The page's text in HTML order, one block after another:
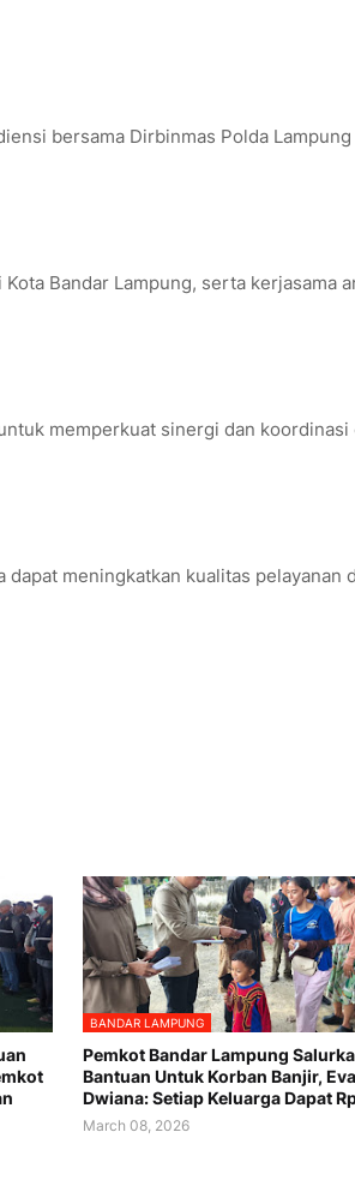
bersama Dirbinmas Polda
Bandar Lampung, serta kerjasama
memperkuat sinergi dan koordinasi
meningkatkan kualitas pelayanan
BANDAR LAMPUNG
Pemkot Bandar Lampung
Bantuan Untuk Korban Banjir, Eva
Dwiana: Setiap Keluarga Dapat
March 08, 2026